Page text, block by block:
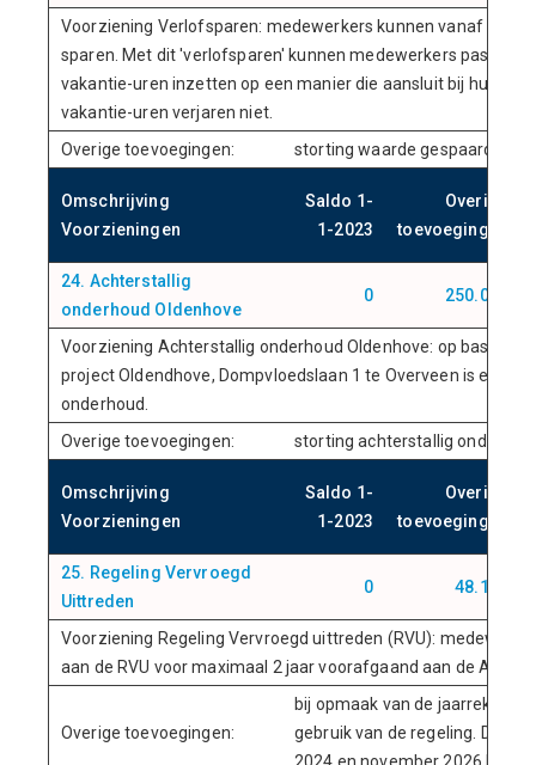
Voorziening Verlofsparen: medewerkers kunnen vanaf 1
sparen. Met dit 'verlofsparen' kunnen medewerkers
vakantie-uren inzetten op een manier die aansluit bij hun
vakantie-uren verjaren niet.
Overige toevoegingen:
storting waarde gespaarde
Omschrijving
Voorzieningen
Saldo 1-
1-2023
Overige
toevoegingen
24. Achterstallig
onderhoud Oldenhove
0 250.000
Voorziening Achterstallig onderhoud Oldenhove: op basis
project Oldendhove, Dompvloedslaan 1 te Overveen is een
onderhoud.
Overige toevoegingen:
storting achterstallig
Omschrijving
Voorzieningen
Saldo 1-
1-2023
Overige
toevoegingen
25. Regeling Vervroegd
Uittreden
0 48.100
Voorziening Regeling Vervroegd uittreden (RVU):
aan de RVU voor maximaal 2 jaar voorafgaand aan de AOW-
Overige toevoegingen:
bij opmaak van de
gebruik van de regeling. De